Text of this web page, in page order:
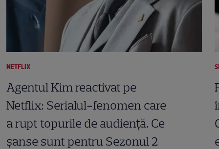
NETFLIX
Agentul Kim reactivat pe
Netflix: Serialul-fenomen care
a rupt topurile de audiență. Ce
șanse sunt pentru Sezonul 2